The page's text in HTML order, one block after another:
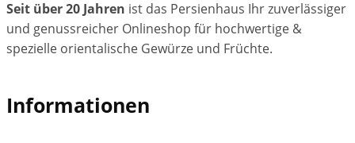
Seit über 20 Jahren ist das Persienhaus Ihr zuverlässiger
und genussreicher Onlineshop für hochwertige &
spezielle orientalische Gewürze und Früchte.
Informationen